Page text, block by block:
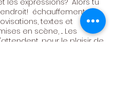
les expressions? Alors tu
échauffements,
textes et
en scène, ... Les
pour le plaisir de